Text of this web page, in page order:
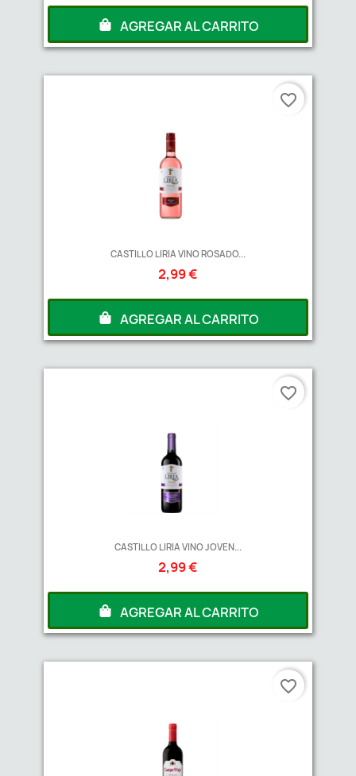
AGREGAR AL CARRITO
CASTILLO LIRIA VINO ROSADO...
2,99 €
AGREGAR AL CARRITO
favorite_border
CASTILLO LIRIA VINO JOVEN...
2,99 €
AGREGAR AL CARRITO
favorite_border
favorite_border